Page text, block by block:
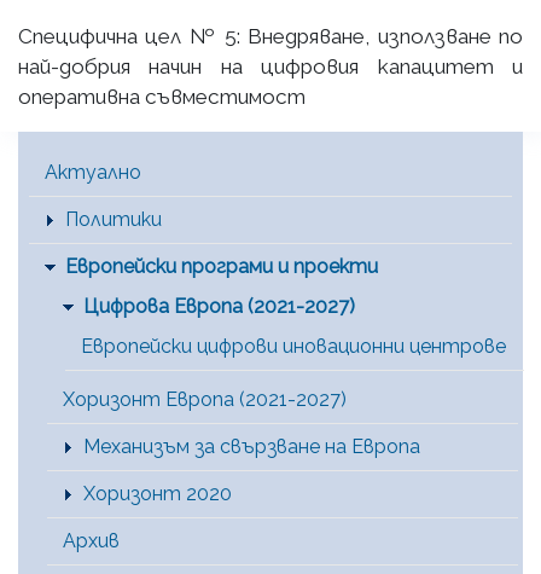
Специфична цел № 5: Внедряване, използване по
най-добрия начин на цифровия капацитет и
оперативна съвместимост
Main Menu [BG]
Актуално
Политики
Европейски програми и проекти
Цифрова Европа (2021-2027)
Европейски цифрови иновационни центрове
Хоризонт Европа (2021-2027)
Механизъм за свързване на Европа
Хоризонт 2020
Архив